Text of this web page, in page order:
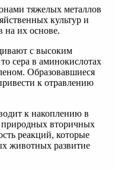
тяжелых металлов
культур и
на их основе.
с высоким
сера в аминокислотах
Образовавшиеся
к отравлению
к накоплению в
природных вторичных
реакций, которые
животных развитие